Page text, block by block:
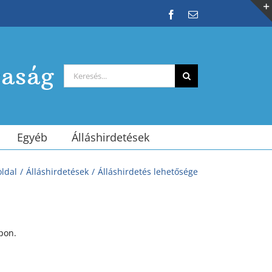
FacebookEmail:
Keresés...
Egyéb Álláshirdetések
Álláshirdetések Álláshirdetés lehetősége